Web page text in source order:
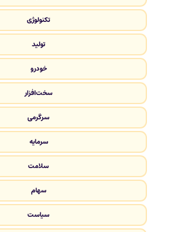
تکنولوژی
تولید
خودرو
سخت‌افزار
سرگرمی
سرمایه
سلامت
سهام
سیاست